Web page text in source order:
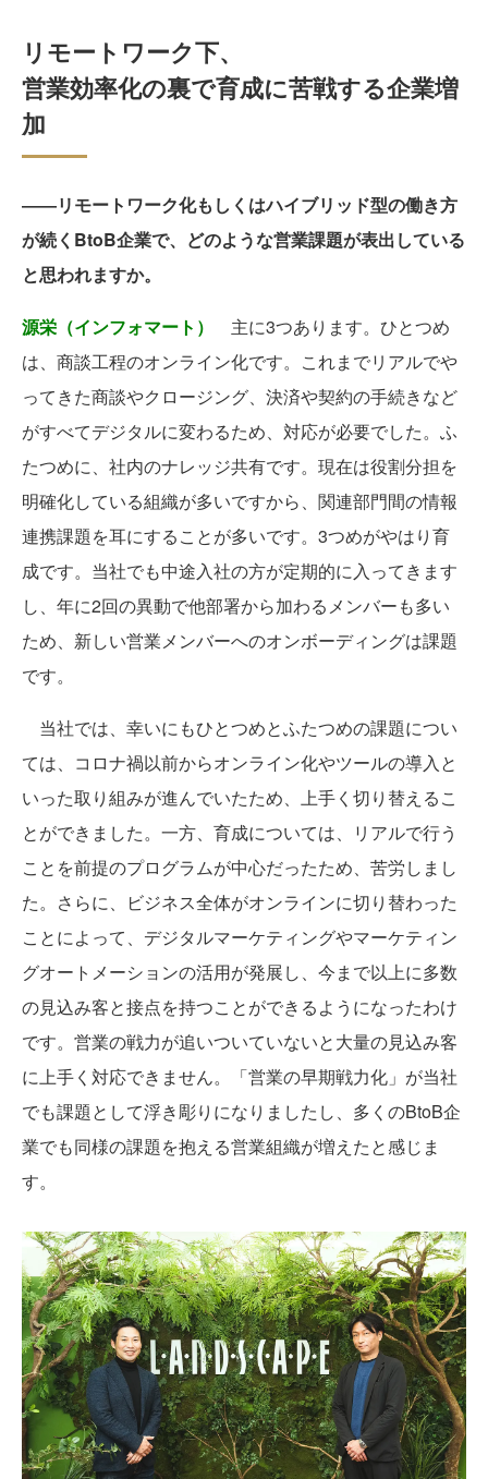
リモートワーク下、
営業効率化の裏で育成に苦戦する企業増
加
――リモートワーク化もしくはハイブリッド型の働き方
が続くBtoB企業で、どのような営業課題が表出している
と思われますか。
源栄（インフォマート）
主に3つあります。ひとつめ
は、商談工程のオンライン化です。これまでリアルでや
ってきた商談やクロージング、決済や契約の手続きなど
がすべてデジタルに変わるため、対応が必要でした。ふ
たつめに、社内のナレッジ共有です。現在は役割分担を
明確化している組織が多いですから、関連部門間の情報
連携課題を耳にすることが多いです。3つめがやはり育
成です。当社でも中途入社の方が定期的に入ってきます
し、年に2回の異動で他部署から加わるメンバーも多い
ため、新しい営業メンバーへのオンボーディングは課題
です。
当社では、幸いにもひとつめとふたつめの課題につい
ては、コロナ禍以前からオンライン化やツールの導入と
いった取り組みが進んでいたため、上手く切り替えるこ
とができました。一方、育成については、リアルで行う
ことを前提のプログラムが中心だったため、苦労しまし
た。さらに、ビジネス全体がオンラインに切り替わった
ことによって、デジタルマーケティングやマーケティン
グオートメーションの活用が発展し、今まで以上に多数
の見込み客と接点を持つことができるようになったわけ
です。営業の戦力が追いついていないと大量の見込み客
に上手く対応できません。「営業の早期戦力化」が当社
でも課題として浮き彫りになりましたし、多くのBtoB企
業でも同様の課題を抱える営業組織が増えたと感じま
す。